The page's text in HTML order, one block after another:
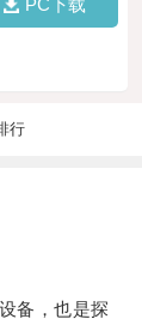
PC下载
行
备，也是探